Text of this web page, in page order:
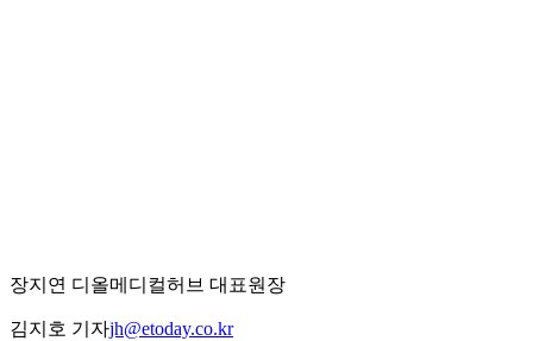
장지연 디올메디컬허브 대표원장
김지호 기자jh@etoday.co.kr